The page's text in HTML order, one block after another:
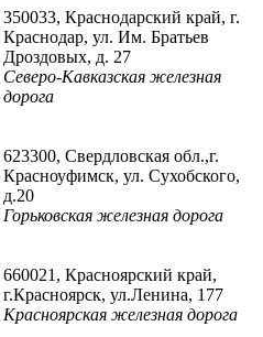
350033, Краснодарский край, г.
Краснодар, ул. Им. Братьев
Дроздовых, д. 27
Северо-Кавказская железная
дорога
623300, Свердловская обл.,г.
Красноуфимск, ул. Сухобского,
д.20
Горьковская железная дорога
660021, Красноярский край,
г.Красноярск, ул.Ленина, 177
Красноярская железная дорога